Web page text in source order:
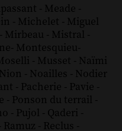
- Meade -
- Michelet - Miguel
- Mirbeau - Mistral -
- Montesquieu-
- Musset - Naïmi
Nion - Noailles - Nodier
- Pacherie - Pavie -
- Ponson du terrail -
- Pujol - Qaderi -
Ramuz - Reclus -